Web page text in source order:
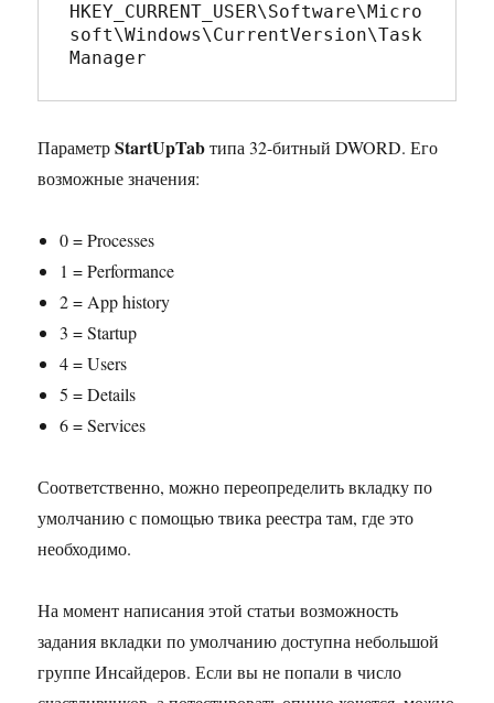
HKEY_CURRENT_USER\Software\Micro
soft\Windows\CurrentVersion\Task
Manager
ПараметрStartUpTabтипа 32-битный DWORD. Его
возможные значения:
0 = Processes
1 = Performance
2 = App history
3 = Startup
4 = Users
5 = Details
6 = Services
Соответственно, можно переопределить вкладку по
умолчанию с помощью твика реестра там, где это
необходимо.
На момент написания этой статьи возможность
задания вкладки по умолчанию доступна небольшой
группе Инсайдеров. Если вы не попали в число